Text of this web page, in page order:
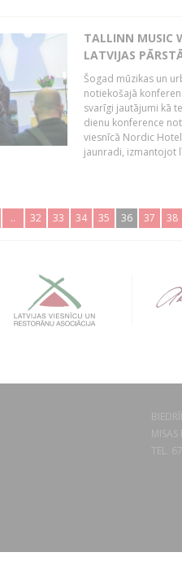
TALLINN MUSIC
LATVIJAS
Šogad mūzikas un
notiekošajā
svarīgi jautājumi kā
dienu konference
viesnīcā Nordic
jaunradi, izmantojot
.. 32 33 34 35 36 37 38
TEL.